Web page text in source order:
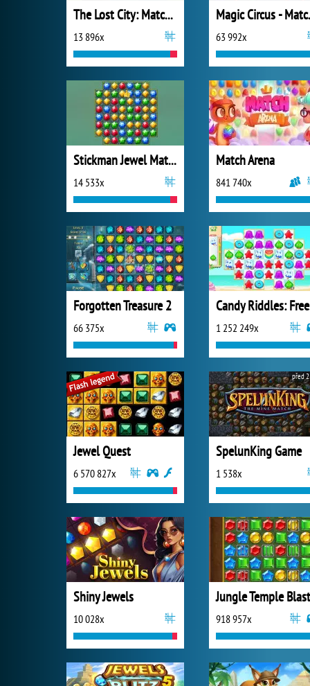
The Lost City: Match 3
13 896x 63 992x
Stickman Jewel Match 3 Master
14 533x
Match Arena
841 740x
Forgotten Treasure 2
66 375x 1 252 249x
Jewel Quest
6 570 827x
SpelunKing Game
1 538x
před
Shiny Jewels
10 028x
Jungle Temple Blast
918 957x